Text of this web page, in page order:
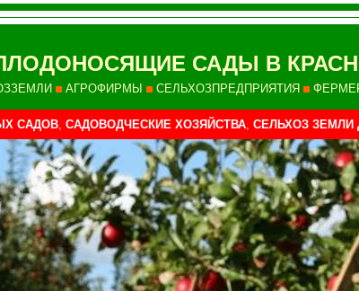
САДЫ В
АГРОФИРМЫ СЕЛЬХОЗПРЕДПРИЯТИЯ
САДОВ, САДОВОДЧЕСКИЕ ХОЗЯЙСТВА, СЕЛЬХОЗ ЗЕМЛИ